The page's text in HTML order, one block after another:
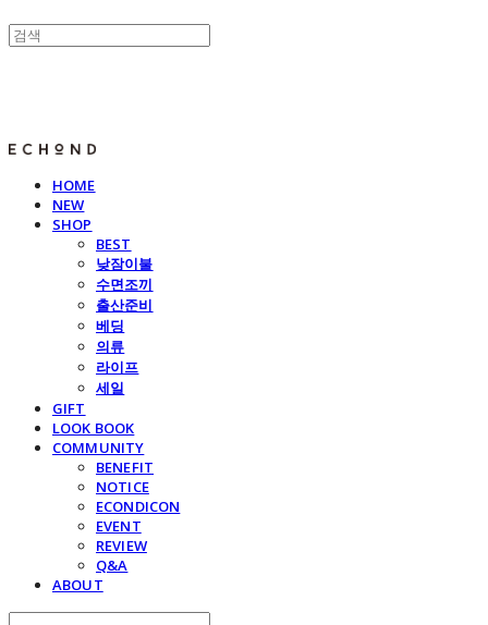
HOME
NEW
SHOP
BEST
낮잠이불
수면조끼
출산준비
베딩
의류
라이프
세일
GIFT
LOOK BOOK
COMMUNITY
BENEFIT
NOTICE
ECONDICON
EVENT
REVIEW
Q&A
ABOUT